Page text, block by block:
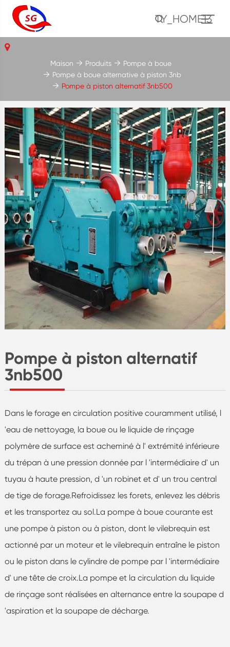
TY_HOME13
Pompe à piston alternatif
3nb500
Dans le forage en circulation positive couramment utilisé, l
'eau de nettoyage, la boue ou le liquide de rinçage
polymère de surface est acheminé à l' extrémité inférieure
du trépan à une pression donnée par l 'intermédiaire d' un
tuyau à haute pression, d 'un robinet et d' un trou central
de tige de forage.Refroidissez les forets, enlevez les débris
et les transportez au sol.La pompe à boue courante est
une pompe à piston ou à piston, dont le vilebrequin est
actionné par un moteur et le vilebrequin entraîne le piston
ou le piston dans le cylindre de pompe par l 'intermédiaire
d' une tête de croix.La pompe et la circulation du liquide
de rinçage sont réalisées en alternance entre la soupape d
'aspiration et la soupape de décharge.
Maison Produits
Pompe à boue
Pompe à boue alternative à piston 3nb
Pompe à piston alternatif 3nb500